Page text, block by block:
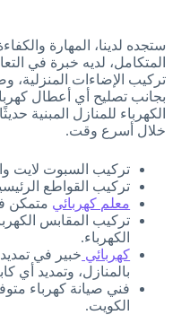
ستجده لدينا، المهارة
المتكامل، لديه خبرة في
تركيب الإضاءات المنزلية،
بجانب تصليح أي أعطال
الكهرباء للمنازل المبنية
خلال أسرع وقت.
تركيب السبوت لايت
تركيب القواطع
معلم كهربائي متمكن
تركيب المقابس
الكهرباء.
كهربائي خبير في
بالمنازل، وتمديد أي
فني صيانة كهرباء
الكويت.